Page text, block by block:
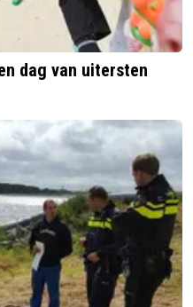
dag van uitersten